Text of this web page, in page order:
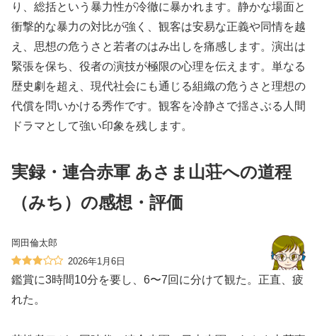
り、総括という暴力性が冷徹に暴かれます。静かな場面と
衝撃的な暴力の対比が強く、観客は安易な正義や同情を越
え、思想の危うさと若者のはみ出しを痛感します。演出は
緊張を保ち、役者の演技が極限の心理を伝えます。単なる
歴史劇を超え、現代社会にも通じる組織の危うさと理想の
代償を問いかける秀作です。観客を冷静さで揺さぶる人間
ドラマとして強い印象を残します。
実録・連合赤軍 あさま山荘への道程
（みち）の感想・評価
岡田倫太郎
2026年1月6日
鑑賞に3時間10分を要し、6〜7回に分けて観た。正直、疲
れた。